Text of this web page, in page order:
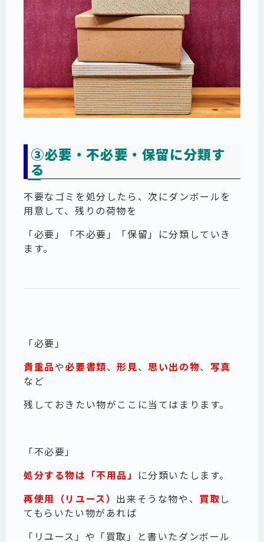
③必要・不必要・保留に分類す
る
不要なゴミを処分したら、次にダンボールを
用意して、残りの荷物を
「必要」「不必要」「保留」に分類していき
ます。
「必要」
貴重品や必要書類、形見、思い出の物、 写真
など
残しておきたい物がここに当てはまります。
「不必要」
処分する物は「不用品」 に分類いたします。
再使用（リユース） 出来そうな物や、 買取し
てもらいたい物があれば
「リユース」や「買取」
と書いたダンボール